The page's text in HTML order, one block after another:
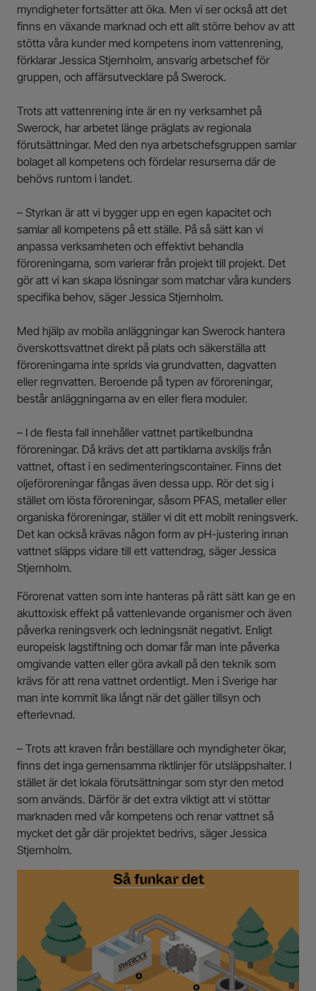
myndigheter fortsätter att öka. Men vi ser också att det
finns en växande marknad och ett allt större behov av att
stötta våra kunder med kompetens inom vattenrening,
förklarar Jessica Stjernholm, ansvarig arbetschef för
gruppen, och affärsutvecklare på Swerock.
Trots att vattenrening inte är en ny verksamhet på
Swerock, har arbetet länge präglats av regionala
förutsättningar. Med den nya arbetschefsgruppen samlar
bolaget all kompetens och fördelar resurserna där de
behövs runtom i landet.
– Styrkan är att vi bygger upp en egen kapacitet och
samlar all kompetens på ett ställe. På så sätt kan vi
anpassa verksamheten och effektivt behandla
föroreningarna, som varierar från projekt till projekt. Det
gör att vi kan skapa lösningar som matchar våra kunders
specifika behov, säger Jessica Stjernholm.
Med hjälp av mobila anläggningar kan Swerock hantera
överskottsvattnet direkt på plats och säkerställa att
föroreningarna inte sprids via grundvatten, dagvatten
eller regnvatten. Beroende på typen av föroreningar,
består anläggningarna av en eller flera moduler.
– I de flesta fall innehåller vattnet partikelbundna
föroreningar. Då krävs det att partiklarna avskiljs från
vattnet, oftast i en sedimenteringscontainer. Finns det
oljeföroreningar fångas även dessa upp. Rör det sig i
stället om lösta föroreningar, såsom PFAS, metaller eller
organiska föroreningar, ställer vi dit ett mobilt reningsverk.
Det kan också krävas någon form av pH-justering innan
vattnet släpps vidare till ett vattendrag, säger Jessica
Stjernholm.
Förorenat vatten som inte hanteras på rätt sätt kan ge en
akuttoxisk effekt på vattenlevande organismer och även
påverka reningsverk och ledningsnät negativt. Enligt
europeisk lagstiftning och domar får man inte påverka
omgivande vatten eller göra avkall på den teknik som
krävs för att rena vattnet ordentligt. Men i Sverige har
man inte kommit lika långt när det gäller tillsyn och
efterlevnad.
– Trots att kraven från beställare och myndigheter ökar,
finns det inga gemensamma riktlinjer för utsläppshalter. I
stället är det lokala förutsättningar som styr den metod
som används. Därför är det extra viktigt att vi stöttar
marknaden med vår kompetens och renar vattnet så
mycket det går där projektet bedrivs, säger Jessica
Stjernholm.